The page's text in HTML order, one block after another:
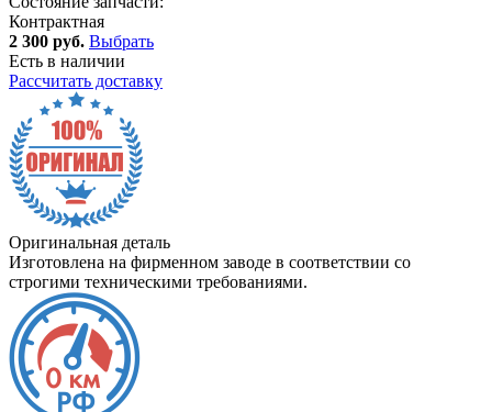
Контрактная
2 300 руб. Выбрать
Есть в наличии
Рассчитать доставку
Оригинальная деталь
Изготовлена на фирменном заводе в соответствии со
строгими техническими требованиями.